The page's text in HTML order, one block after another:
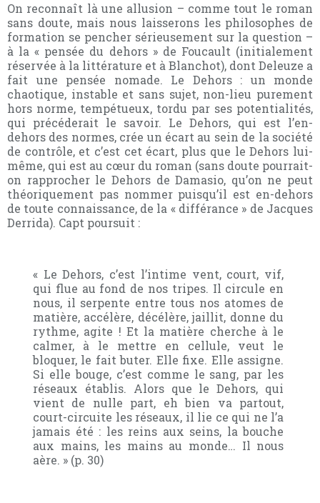
On reconnaît là une allusion – comme tout le roman
sans doute, mais nous laisserons les philosophes de
formation se pencher sérieusement sur la question –
à la « pensée du dehors » de Foucault (initialement
réservée à la littérature et à Blanchot), dont Deleuze a
fait une pensée nomade. Le Dehors : un monde
chaotique, instable et sans sujet, non-lieu purement
hors norme, tempétueux, tordu par ses potentialités,
qui précéderait le savoir. Le Dehors, qui est l’en-
dehors des normes, crée un écart au sein de la société
de contrôle, et c’est cet écart, plus que le Dehors lui-
même, qui est au cœur du roman (sans doute pourrait-
on rapprocher le Dehors de Damasio, qu’on ne peut
théoriquement pas nommer puisqu’il est en-dehors
de toute connaissance, de la « différance » de Jacques
Derrida). Capt poursuit :
« Le Dehors, c’est l’intime vent, court, vif,
qui flue au fond de nos tripes. Il circule en
nous, il serpente entre tous nos atomes de
matière, accélère, décélère, jaillit, donne du
rythme, agite ! Et la matière cherche à le
calmer, à le mettre en cellule, veut le
bloquer, le fait buter. Elle fixe. Elle assigne.
Si elle bouge, c’est comme le sang, par les
réseaux établis. Alors que le Dehors, qui
vient de nulle part, eh bien va partout,
court-circuite les réseaux, il lie ce qui ne l’a
jamais été : les reins aux seins, la bouche
aux mains, les mains au monde… Il nous
aère. » (p. 30)